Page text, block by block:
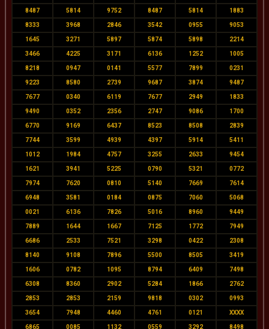
8487 5814 9752 8487 5814 1883
8333 3968 2846 3542 0955 9053
1645 3271 5897 5874 5898 2214
3466 4225 3171 6136 1252 1005
8218 0947 0141 5577 7899 0231
9223 8580 2739 9687 3874 9487
7677 0340 6119 7677 2949 1833
9490 0352 2356 2747 9086 1700
6770 9169 6437 8523 8508 2839
7744 3599 4939 4397 5914 5411
1012 1984 4757 3255 2633 9454
1621 3941 5225 0790 5321 0772
7974 7620 0810 5140 7669 7614
6948 3581 0184 0875 7060 5068
0021 6136 7826 5016 8960 9449
7889 1644 1667 7125 1772 7949
6686 2533 7521 3298 0422 2308
8140 9108 7896 5500 8505 3419
1606 0782 1095 8794 6409 7498
6308 8360 2902 5284 1866 2762
2853 2853 2159 9818 0302 0993
3654 7948 4460 4761 0121 XXXX
6865 0085 1132 0559 3292 8498